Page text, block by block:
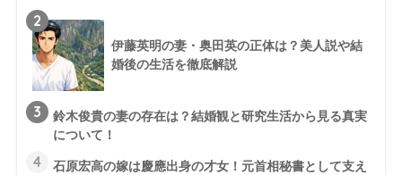
2
伊藤英明の妻・奥田英の正体は？美人説や結
婚後の生活を徹底解説
3
鈴木俊貴の妻の存在は？結婚観と研究生活から見る真実
について！
4
石原宏高の嫁は慶應出身の才女！元首相秘書として支え